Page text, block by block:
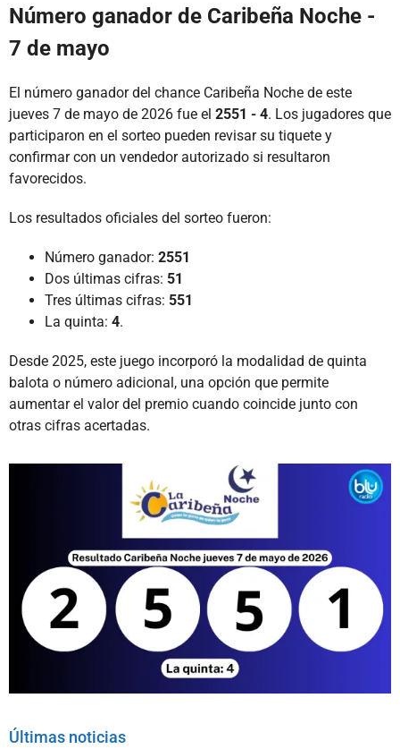
Número ganador de Caribeña Noche -
7 de mayo
El número ganador del chance Caribeña Noche de este
jueves 7 de mayo de 2026 fue el 2551 - 4. Los jugadores que
participaron en el sorteo pueden revisar su tiquete y
confirmar con un vendedor autorizado si resultaron
favorecidos.
Los resultados oficiales del sorteo fueron:
Número ganador: 2551
Dos últimas cifras: 51
Tres últimas cifras: 551
La quinta: 4.
Desde 2025, este juego incorporó la modalidad de quinta
balota o número adicional, una opción que permite
aumentar el valor del premio cuando coincide junto con
otras cifras acertadas.
Últimas noticias